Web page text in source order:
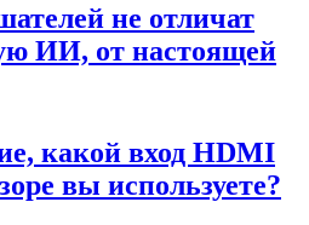
не отличат
ИИ, от настоящей
какой вход HDMI
вы используете?